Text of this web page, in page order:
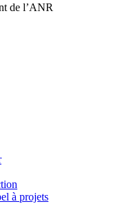
de l’ANR
à projets